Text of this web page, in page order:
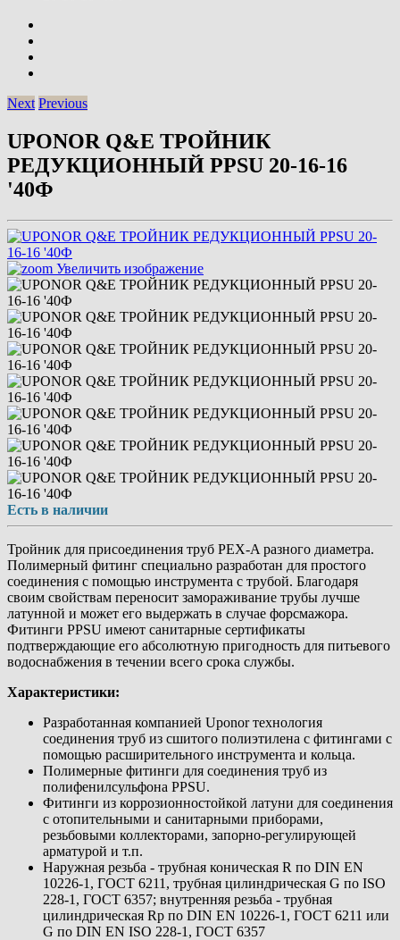
Next Previous
UPONOR Q&E ТРОЙНИК
РЕДУКЦИОННЫЙ PPSU 20-16-16
'40Ф
Увеличить изображение
Есть в наличии
Тройник для присоединения труб PEX-A разного диаметра.
Полимерный фитинг специально разработан для простого
соединения с помощью инструмента с трубой. Благодаря
своим свойствам переносит замораживание трубы лучше
латунной и может его выдержать в случае форсмажора.
Фитинги PPSU имеют санитарные сертификаты
подтверждающие его абсолютную пригодность для питьевого
водоснабжения в течении всего срока службы.
Характеристики:
Разработанная компанией Uponor технология
соединения труб из сшитого полиэтилена с фитингами с
помощью расширительного инструмента и кольца.
Полимерные фитинги для соединения труб из
полифенилсульфона PPSU.
Фитинги из коррозионностойкой латуни для соединения
с отопительными и санитарными приборами,
резьбовыми коллекторами, запорно-регулирующей
арматурой и т.п.
Наружная резьба - трубная коническая R по DIN EN
10226-1, ГОСТ 6211, трубная цилиндрическая G по ISO
228-1, ГОСТ 6357; внутренняя резьба - трубная
цилиндрическая Rp по DIN EN 10226-1, ГОСТ 6211 или
G по DIN EN ISO 228-1, ГОСТ 6357